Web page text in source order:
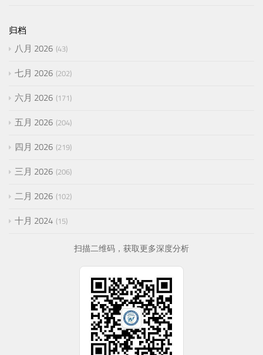
归档
八月 2026 43
七月 2026 202
六月 2026 171
五月 2026 204
四月 2026 219
三月 2026 206
二月 2026 102
十月 2024 15
扫描二维码，获取更多深度分析